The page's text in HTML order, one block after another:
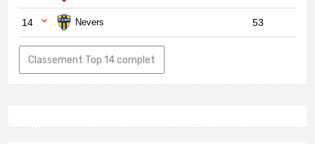
14 Nevers 53
Classement Top 14 complet